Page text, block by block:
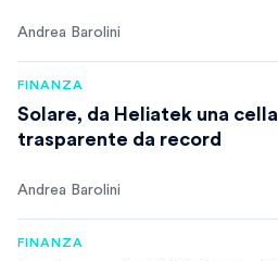
Andrea Barolini
FINANZA
Solare, da Heliatek una cella
trasparente da record
Andrea Barolini
FINANZA